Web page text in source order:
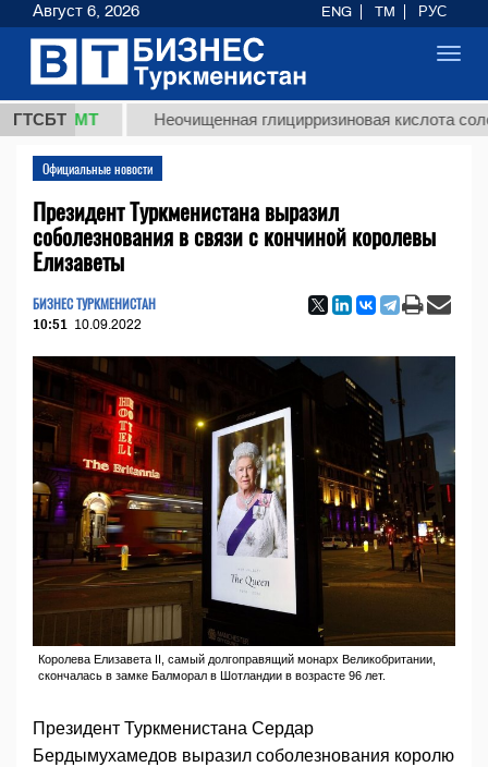
ГТСБТ
ТМТ Неочищенная глицирризиновая кислота
Официальные новости
Президент Туркменистана выразил
соболезнования в связи с кончиной королевы
Елизаветы
БИЗНЕС ТУРКМЕНИСТАН
10:51 10.09.2022
Королева Елизавета II, самый долгоправящий монарх Великобритании,
скончалась в замке Балморал в Шотландии в возрасте 96 лет.
Президент Туркменистана Сердар
Бердымухамедов выразил соболезнования королю
Август 6, 2026 ENG TM РУС